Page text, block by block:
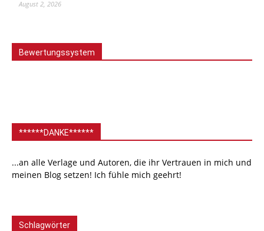
August 2, 2026
Bewertungssystem
******DANKE******
...an alle Verlage und Autoren, die ihr Vertrauen in mich und
meinen Blog setzen! Ich fühle mich geehrt!
Schlagwörter